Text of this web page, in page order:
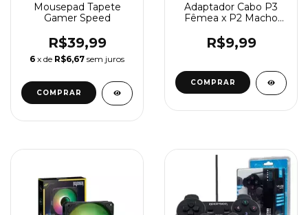
Mousepad Tapete
Gamer Speed
R$39,99
6 x de R$6,67 sem juros
COMPRAR
Adaptador Cabo P3
Fêmea x P2 Macho
R$9,99
COMPRAR